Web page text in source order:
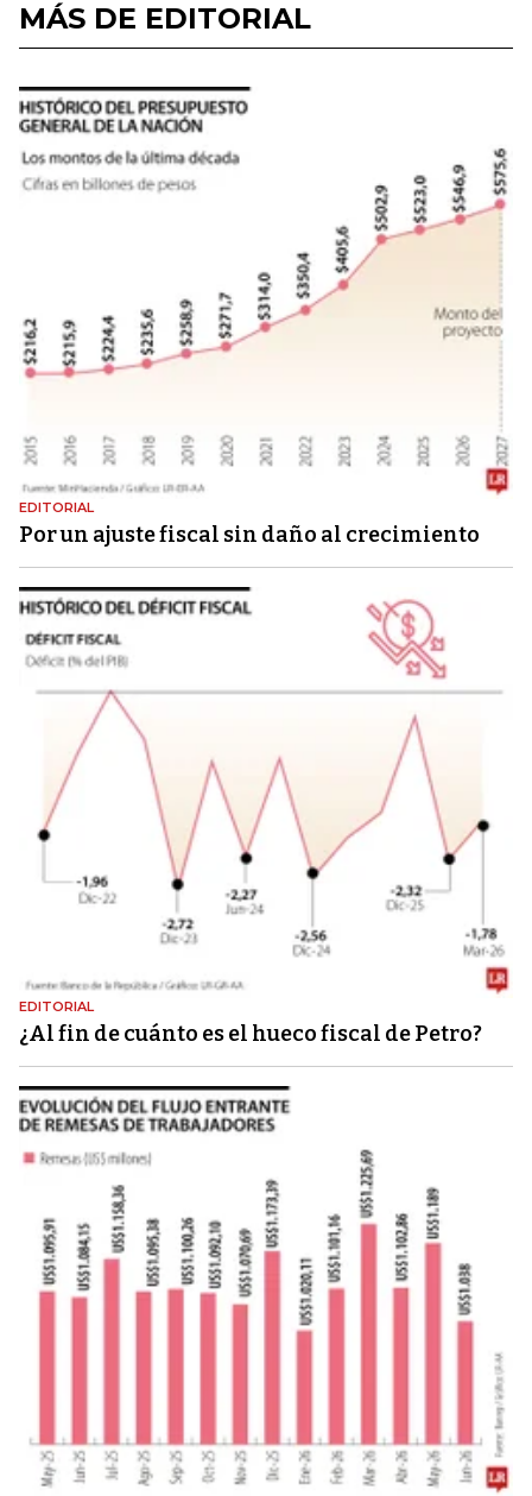
MÁS DE EDITORIAL
EDITORIAL
Por un ajuste fiscal sin daño al crecimiento
EDITORIAL
¿Al fin de cuánto es el hueco fiscal de Petro?